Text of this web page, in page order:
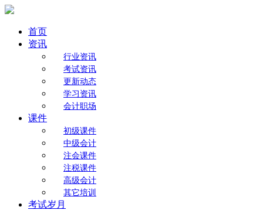
首页
资讯
行业资讯
考试资讯
更新动态
学习资讯
会计职场
课件
初级课件
中级会计
注会课件
注税课件
高级会计
其它培训
考试岁月